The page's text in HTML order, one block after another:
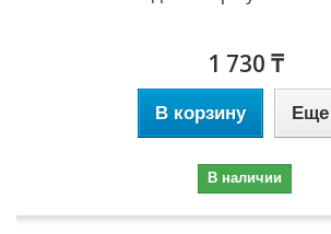
1 730 ₸
В корзину Еще
В наличии